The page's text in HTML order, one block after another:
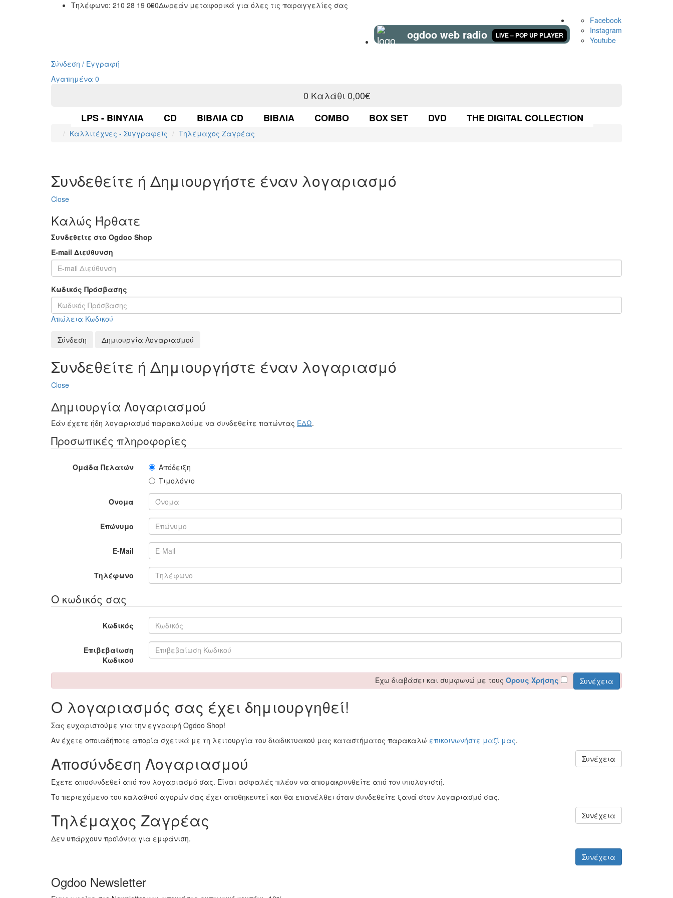
Τηλέφωνο: 210 28 19 090Δωρεάν μεταφορικά για όλες τις παραγγελίες σας
ogdoo web radio LIVE – POP UP PLAYER
Facebook
Instagram
Youtube
Σύνδεση / Εγγραφή
Αγαπημένα 0
0 Καλάθι 0,00€
LPS - ΒΙΝΎΛΙΑ
CD ΒΙΒΛΊΑ CD ΒΙΒΛΊΑ COMBO BOX SET DVD THE DIGITAL COLLECTION
Καλλιτέχνες - Συγγραφείς Τηλέμαχος Ζαγρέας
Συνδεθείτε ή Δημιουργήστε έναν λογαριασμό
Close
Καλώς Ήρθατε
Συνδεθείτε στο Ogdoo Shop
E-mail Διεύθυνση
Κωδικός Πρόσβασης
Απώλεια Κωδικού
Σύνδεση Δημιουργία Λογαριασμού
Συνδεθείτε ή Δημιουργήστε έναν λογαριασμό
Close
Δημιουργία Λογαριασμού
Εάν έχετε ήδη λογαριασμό παρακαλούμε να συνδεθείτε πατώντας ΕΔΩ.
Προσωπικές πληροφορίες
Ομάδα Πελατών
Απόδειξη
Τιμολόγιο
Όνομα
Επώνυμο
E-Mail
Τηλέφωνο
Ο κωδικός σας
Κωδικός
Επιβεβαίωση
Κωδικού
Έχω διαβάσει και συμφωνώ με τους Όρους Χρήσης
Ο λογαριασμός σας έχει δημιουργηθεί!
Σας ευχαριστούμε για την εγγραφή Ogdoo Shop!
Αν έχετε οποιαδήποτε απορία σχετικά με τη λειτουργία του διαδικτυακού μας καταστήματος παρακαλώ επικοινωνήστε μαζί μας.
Συνέχεια
Αποσύνδεση Λογαριασμού
Έχετε αποσυνδεθεί από τον λογαριασμό σας. Είναι ασφαλές πλέον να απομακρυνθείτε από τον υπολογιστή.
Το περιεχόμενο του καλαθιού αγορών σας έχει αποθηκευτεί και θα επανέλθει όταν συνδεθείτε ξανά στον λογαριασμό σας.
Συνέχεια
Τηλέμαχος Ζαγρέας
Δεν υπάρχουν προϊόντα για εμφάνιση.
Συνέχεια
Ogdoo Newsletter